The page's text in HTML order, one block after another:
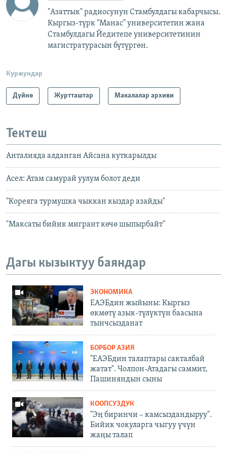
"Азаттык" радиосунун Стамбулдагы кабарчысы.
Кыргыз-түрк "Манас" университетин жана
Стамбулдагы Йедитепе университетинин
магистратурасын бүтүргөн.
Куржундар
Дүйнө Журтташтар Макалалар архиви
Тектеш
Анталияда алданган Айсана куткарылды
Асел: Атам самурай уулум болот деди
"Кореяга турмушка чыккан кыздар азайды"
"Максаты бийик мигрант көчө шыпырбайт"
Дагы кызыктуу баяндар
ЭКОНОМИКА
ЕАЭБдин жыйыны: Кыргыз
өкмөтү азык-түлүктүн баасына
тынчсызданат
БОРБОР АЗИЯ
"ЕАЭБдин талаптары сакталбай
жатат". Чолпон-Атадагы саммит,
Пашиняндын сыны
КООПСУЗДУК
"Эң биринчи – камсыздандыруу".
Бийик чокуларга чыгуу үчүн
жаңы талап